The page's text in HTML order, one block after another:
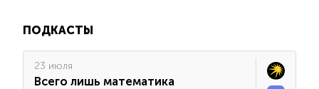
ПОДКАСТЫ
23 июля
Всего лишь математика